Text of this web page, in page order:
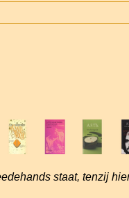
staat, tenzij